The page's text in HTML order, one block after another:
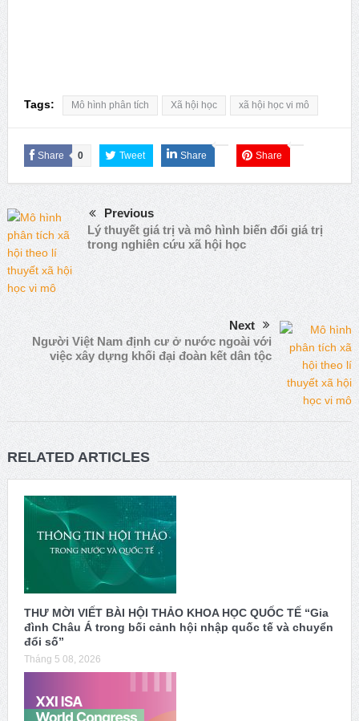
Tags: Mô hình phân tích Xã hội học xã hội học vi mô
Share 0 Tweet Share Share
Previous
Lý thuyết giá trị và mô hình biến đổi giá trị
trong nghiên cứu xã hội học
Next
Người Việt Nam định cư ở nước ngoài với
việc xây dựng khối đại đoàn kết dân tộc
RELATED ARTICLES
THƯ MỜI VIẾT BÀI HỘI THẢO KHOA HỌC QUỐC TẾ “Gia
đình Châu Á trong bối cảnh hội nhập quốc tế và chuyển
đổi số”
Tháng 5 08, 2026